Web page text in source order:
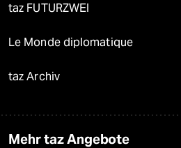
taz FUTURZWEI
Le Monde diplomatique
taz Archiv
Mehr taz Angebote